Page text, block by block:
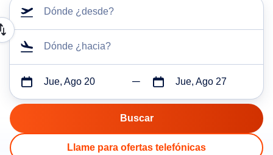
Dónde ¿desde?
Dónde ¿hacia?
Jue, Ago 20 Jue, Ago 27
Llame para ofertas telefónicas